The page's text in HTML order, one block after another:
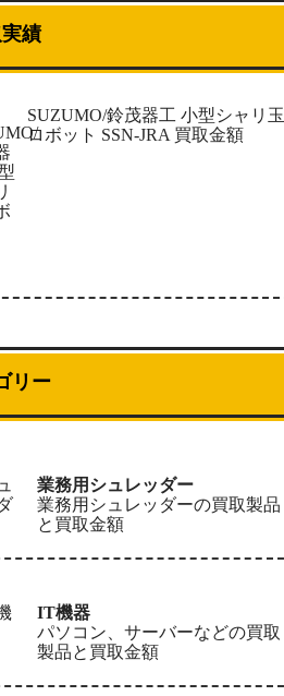
績
SUZUMO/鈴茂器工 小型シャリ玉
ロボット SSN-JRA 買取金額
リー
業務用シュレッダー
業務用シュレッダーの買取製品
と買取金額
IT機器
パソコン、サーバーなどの買取
製品と買取金額